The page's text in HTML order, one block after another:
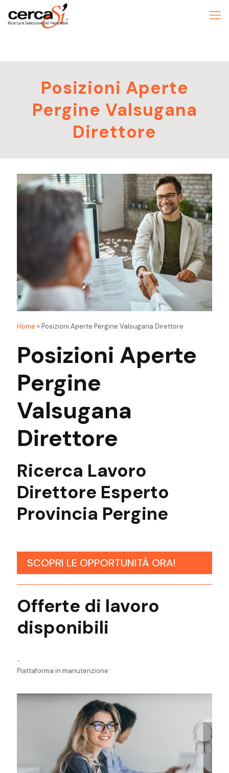
Posizioni Aperte
Pergine Valsugana
Direttore
Home »Posizioni Aperte Pergine Valsugana Direttore
Posizioni Aperte
Pergine
Valsugana
Direttore
Ricerca Lavoro
Direttore Esperto
Provincia Pergine
SCOPRI LE OPPORTUNITÀ ORA!
Offerte di lavoro
disponibili
-
Piattaforma in manutenzione